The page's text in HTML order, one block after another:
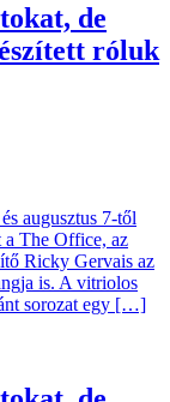
de
róluk
augusztus 7-től
a The Office, az
Ricky Gervais az
is. A vitriolos
sorozat egy […]